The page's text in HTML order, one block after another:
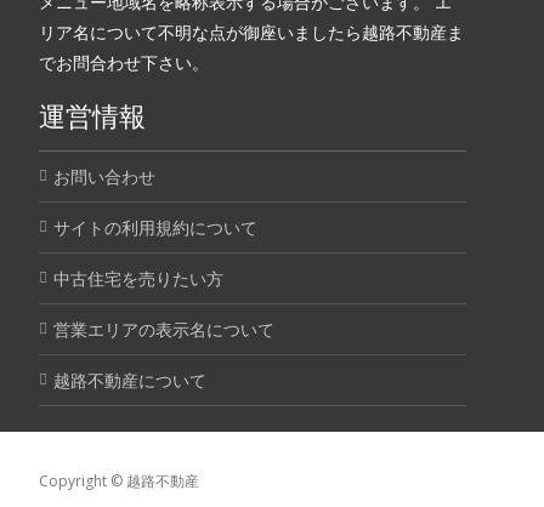
リア名について不明な点が御座いましたら越路不動産ま
でお問合わせ下さい。
運営情報
お問い合わせ
サイトの利用規約について
中古住宅を売りたい方
営業エリアの表示名について
越路不動産について
Copyright © 越路不動産